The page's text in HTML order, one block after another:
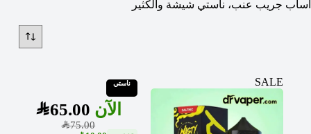
اساب جريب عنب، ناستي شيشة والكثير
SALE ناستي
SAR75.00
SAR65.00